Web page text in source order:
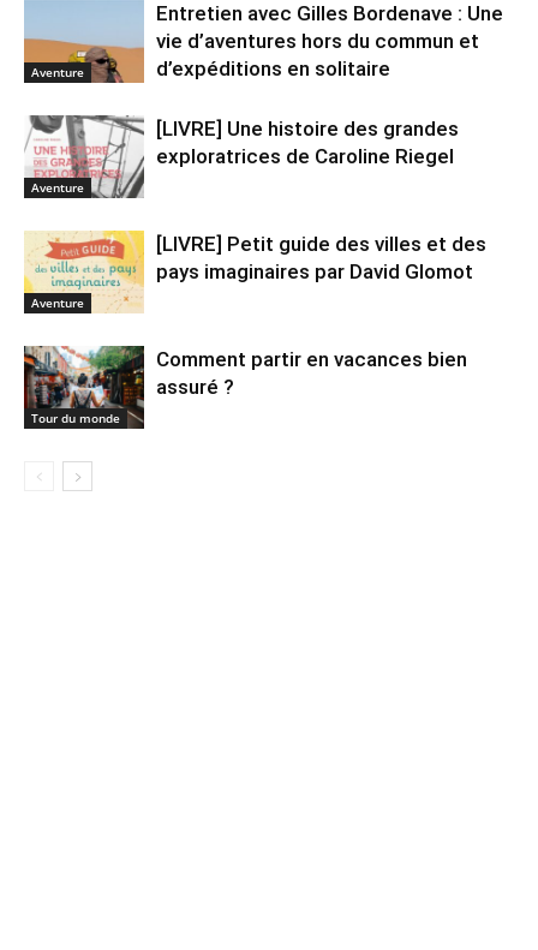
Aventure
Entretien avec Gilles Bordenave : Une
vie d’aventures hors du commun et
d’expéditions en solitaire
Aventure
[LIVRE] Une histoire des grandes
exploratrices de Caroline Riegel
Aventure
[LIVRE] Petit guide des villes et des
pays imaginaires par David Glomot
Tour du monde
Comment partir en vacances bien
assuré ?